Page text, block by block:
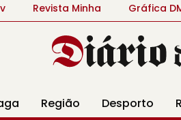
Revista Minha Gráfica
Região Desporto